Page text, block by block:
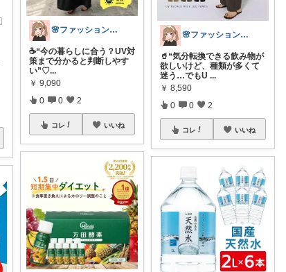
🌸ファッションハナコの可愛さラボ🌸
☕“今の暮らしに合う？UV対
策まで分かると判断しやす
い”♡ ​...
￥ 9,090
0 0 2
コレ いいね
🌸ファッションハナコの可愛さラボ🌸
🥤“気分転換できる飲み物が
欲しいけど、種類が多くて
迷う…でもU ...
￥ 8,590
0 0 2
コレ いいね